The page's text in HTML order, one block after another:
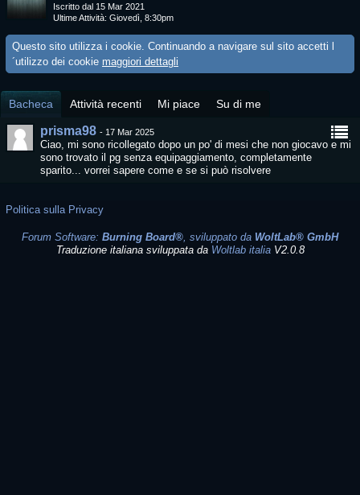
Iscritto dal 15 Mar 2021
Ultime Attività Giovedì, 8:30pm
Questo sito utilizza i cookie. Continuando a navigare sul sito accetti l
´utilizzo dei cookie maggiori dettagli
Bacheca Attività recenti Mi piace Su di me
prisma98 - 17 Mar 2025
Ciao, mi sono ricollegato dopo un po' di mesi che non giocavo e mi
sono trovato il pg senza equipaggiamento, completamente
sparito... vorrei sapere come e se si può risolvere
Politica sulla Privacy
Forum Software: Burning Board®, sviluppato da WoltLab® GmbH
Traduzione italiana sviluppata da Woltlab italiaV2.0.8